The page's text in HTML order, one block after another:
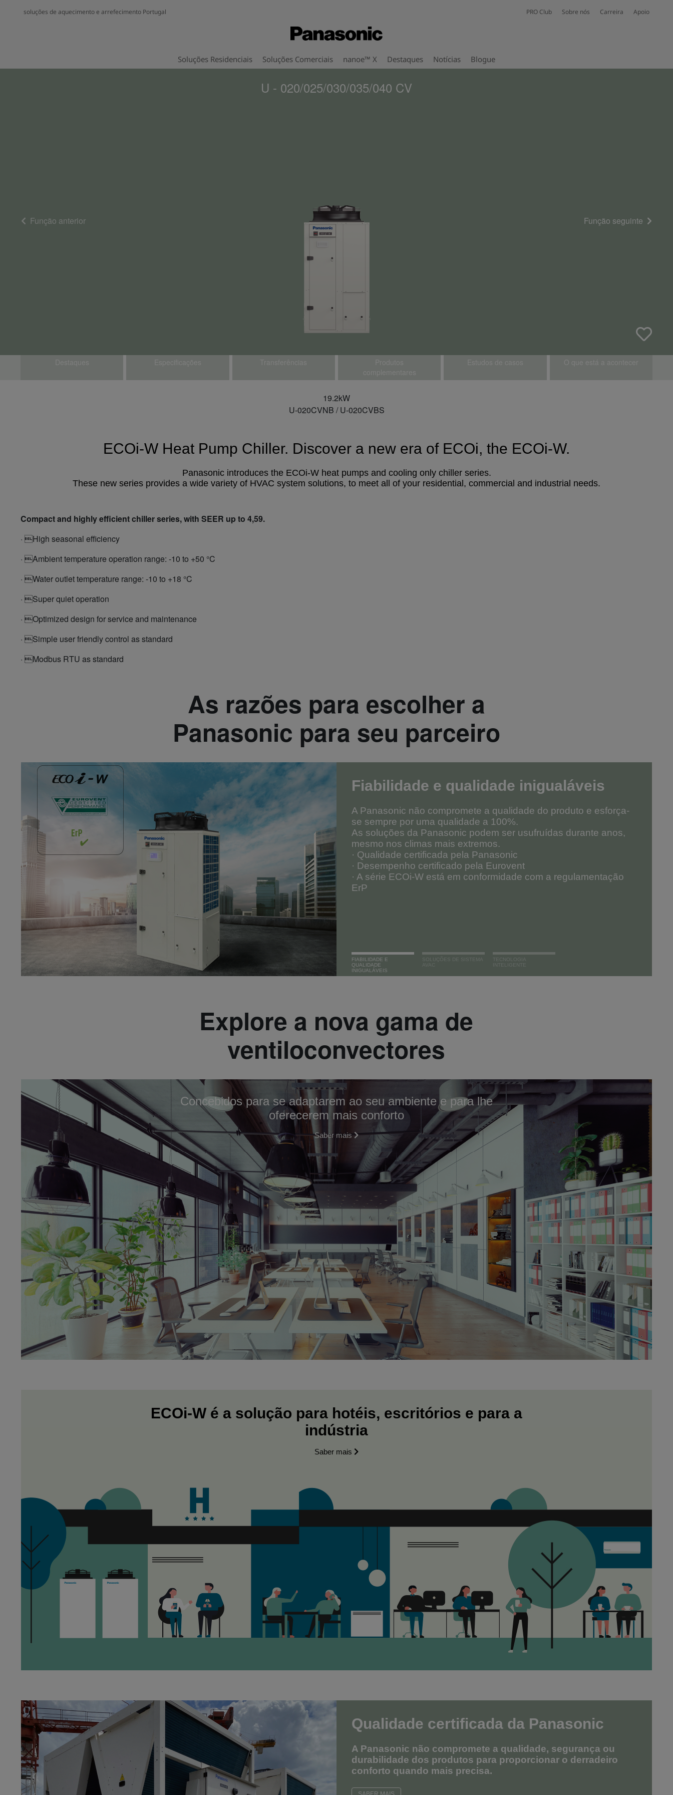
soluções de aquecimento e arrefecimento Portugal PRO Club Sobre nós Carreira Apoio
Soluções Residenciais Soluções Comerciais nanoe™ X Destaques Notícias Blogue
U - 020/025/030/035/040 CV
Função anterior Função seguinte
19.2kW
U-020CVNB / U-020CVBS
ECOi-W Heat Pump Chiller. Discover a new era of ECOi, the ECOi-W.
Panasonic introduces the ECOi-W heat pumps and cooling only chiller series.
These new series provides a wide variety of HVAC system solutions, to meet all of your residential, commercial and industrial needs.
Compact and highly efficient chiller series, with SEER up to 4,59.
· High seasonal efficiency
· Ambient temperature operation range: -10 to +50 °C
· Water outlet temperature range: -10 to +18 °C
· Super quiet operation
· Optimized design for service and maintenance
· Simple user friendly control as standard
· Modbus RTU as standard
As razões para escolher a
Panasonic para seu parceiro
Fiabilidade e qualidade inigualáveis
A Panasonic não compromete a qualidade do produto e esforça-
se sempre por uma qualidade a 100%.
As soluções da Panasonic podem ser usufruídas durante anos,
mesmo nos climas mais extremos.
· Qualidade certificada pela Panasonic
· Desempenho certificado pela Eurovent
· A série ECOi-W está em conformidade com a regulamentação
ErP
FIABILIDADE E
QUALIDADE
INIGUALÁVEIS
SOLUÇÕES DE SISTEMA
AVAC
TECNOLOGIA
INTELIGENTE
Explore a nova gama de
ventiloconvectores
Concebidos para se adaptarem ao seu ambiente e para lhe
oferecerem mais conforto
Saber mais
ECOi-W é a solução para hotéis, escritórios e para a
indústria
Saber mais
Qualidade certificada da Panasonic
A Panasonic não compromete a qualidade, segurança ou
durabilidade dos produtos para proporcionar o derradeiro
conforto quando mais precisa.